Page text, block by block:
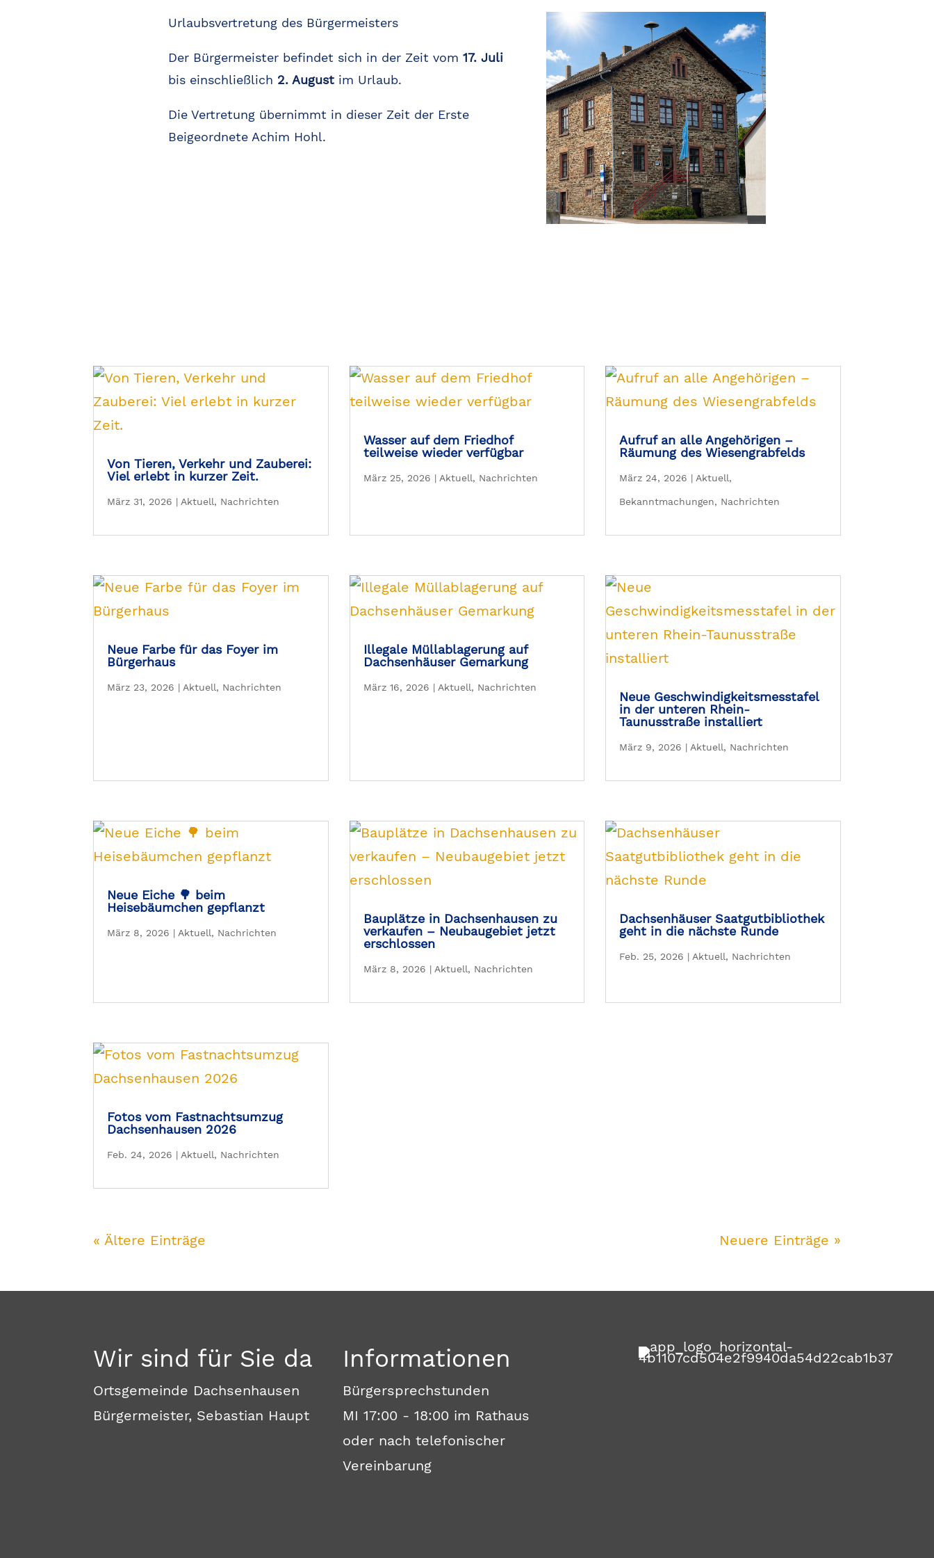
Urlaubsvertretung des Bürgermeisters
Der Bürgermeister befindet sich in der Zeit vom 17. Juli
bis einschließlich 2. Augustim Urlaub.
Die Vertretung übernimmt in dieser Zeit der Erste
Beigeordnete Achim Hohl.
Von Tieren, Verkehr und Zauberei:
Viel erlebt in kurzer Zeit.
März 31, 2026 | Aktuell, Nachrichten
Wasser auf dem Friedhof
teilweise wieder verfügbar
März 25, 2026 | Aktuell, Nachrichten
Aufruf an alle Angehörigen –
Räumung des Wiesengrabfelds
März 24, 2026 | Aktuell,
Bekanntmachungen, Nachrichten
Neue Farbe für das Foyer im
Bürgerhaus
März 23, 2026 | Aktuell, Nachrichten
Illegale Müllablagerung auf
Dachsenhäuser Gemarkung
März 16, 2026 | Aktuell, Nachrichten
Neue Geschwindigkeitsmesstafel
in der unteren Rhein-
Taunusstraße installiert
März 9, 2026 | Aktuell, Nachrichten
Neue Eiche 🌳 beim
Heisebäumchen gepflanzt
März 8, 2026 | Aktuell, Nachrichten
Bauplätze in Dachsenhausen zu
verkaufen – Neubaugebiet jetzt
erschlossen
März 8, 2026 | Aktuell, Nachrichten
Dachsenhäuser Saatgutbibliothek
geht in die nächste Runde
Feb. 25, 2026 | Aktuell, Nachrichten
Fotos vom Fastnachtsumzug
Dachsenhausen 2026
Feb. 24, 2026 | Aktuell, Nachrichten
« Ältere Einträge Neuere Einträge »
Wir sind für Sie da
Ortsgemeinde Dachsenhausen
Bürgermeister, Sebastian Haupt
Informationen
Bürgersprechstunden
MI 17:00 - 18:00 im Rathaus
oder nach telefonischer
Vereinbarung